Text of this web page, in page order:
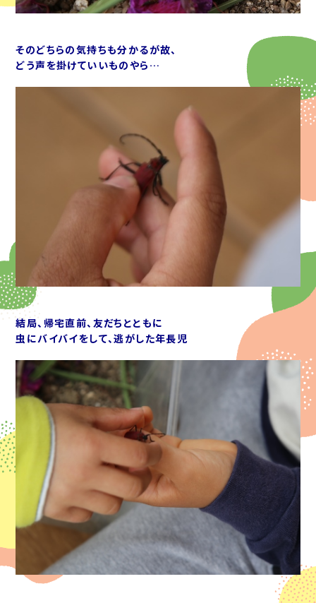
そのどちらの気持ちも分かるが故、
どう声を掛けていいものやら…
結局、帰宅直前、友だちとともに
虫にバイバイをして、逃がした年長児